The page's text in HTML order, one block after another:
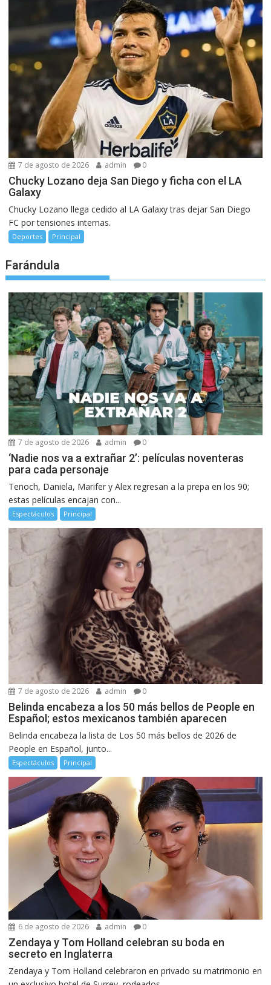
7 de agosto de 2026 admin 0
Chucky Lozano deja San Diego y ficha con el LA
Galaxy
Chucky Lozano llega cedido al LA Galaxy tras dejar San Diego
FC por tensiones internas.
Deportes Principal
Farándula
7 de agosto de 2026 admin 0
‘Nadie nos va a extrañar 2’: películas noventeras
para cada personaje
Tenoch, Daniela, Marifer y Alex regresan a la prepa en los 90;
estas películas encajan con...
Espectáculos Principal
7 de agosto de 2026 admin 0
Belinda encabeza a los 50 más bellos de People en
Español; estos mexicanos también aparecen
Belinda encabeza la lista de Los 50 más bellos de 2026 de
People en Español, junto...
Espectáculos Principal
6 de agosto de 2026 admin 0
Zendaya y Tom Holland celebran su boda en
secreto en Inglaterra
Zendaya y Tom Holland celebraron en privado su matrimonio en